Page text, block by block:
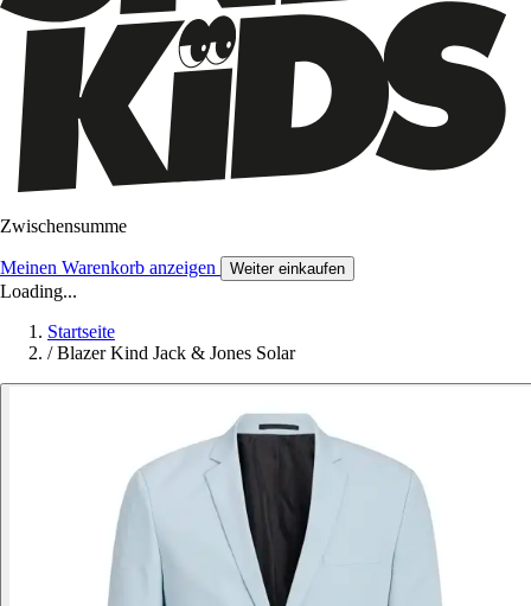
Zwischensumme
Meinen Warenkorb anzeigen Weiter einkaufen
Loading...
Startseite
/ Blazer Kind Jack & Jones Solar